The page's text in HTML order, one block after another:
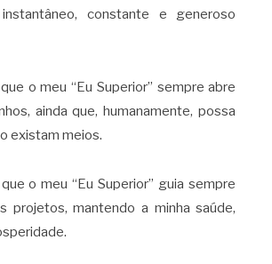
constante e generoso
o meu “Eu Superior” sempre abre
ainda que, humanamente, possa
existam meios.
o meu “Eu Superior” guia sempre
projetos, mantendo a minha saúde,